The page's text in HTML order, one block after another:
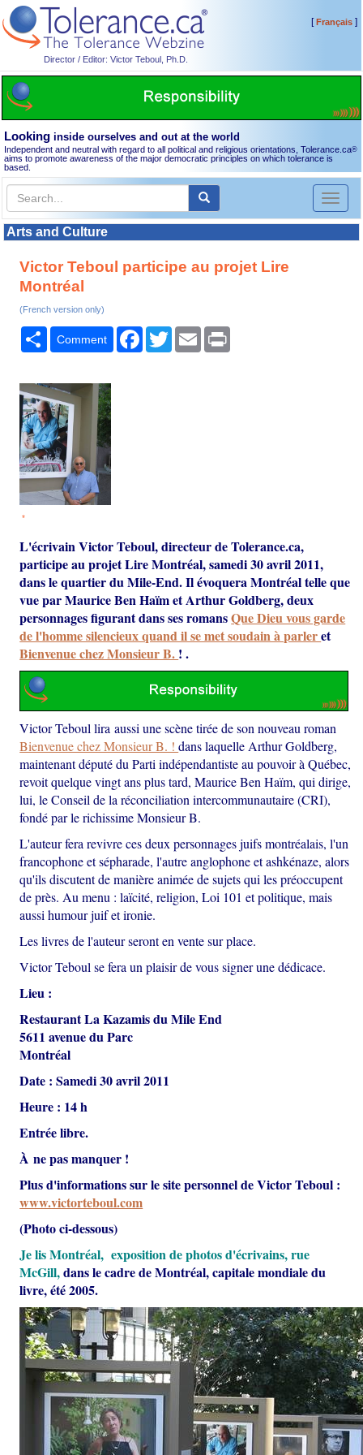
Director / Editor: Victor Teboul, Ph.D.
[Français]
Looking inside ourselves and out at the world
Independent and neutral with regard to all political and religious orientations, Tolerance.ca®
aims to promote awareness of the major democratic principles on which tolerance is
based.
Toggle
Arts and Culture
Victor Teboul participe au projet Lire
Montréal
(French version only)
Share
Comment Facebook
TwitterEmail
*
L'écrivain Victor Teboul, directeur de Tolerance.ca,
participe au projet Lire Montréal, samedi 30 avril 2011,
dans le quartier du Mile-End. Il évoquera Montréal telle que
vue par Maurice Ben Haïm et Arthur Goldberg, deux
personnages figurant dans ses romansQue Dieu vous garde
de l'homme silencieux quand il se met soudain à parleret
Bienvenue chez Monsieur B. ! .
Victor Teboul lira aussi une scène tirée de son nouveau roman
Bienvenue chez Monsieur B. !dans laquelle Arthur Goldberg,
maintenant député du Parti indépendantiste au pouvoir à Québec,
revoit quelque vingt ans plus tard, Maurice Ben Haïm, qui dirige,
lui, le Conseil de la réconciliation intercommunautaire (CRI),
fondé par le richissime Monsieur B.
L'auteur fera revivre ces deux personnages juifs montréalais, l'un
francophone et sépharade, l'autre anglophone et ashkénaze, alors
qu'ils discutent de manière animée de sujets qui les préoccupent
de près. Au menu : laïcité, religion, Loi 101 et politique, mais
aussi humour juif et ironie.
Les livres de l'auteur seront en vente sur place.
Victor Teboul se fera un plaisir de vous signer une dédicace.
Lieu :
Restaurant La Kazamis du Mile End
5611 avenue du Parc
Montréal
Date : Samedi 30 avril 2011
Heure : 14 h
Entrée libre.
À ne pas manquer !
Plus d'informations sur le site personnel de Victor Teboul :
www.victorteboul.com
(Photo ci-dessous)
Je lis Montréal, exposition de photos d'écrivains, rue
McGill,dans le cadre de Montréal, capitale mondiale du
livre, été 2005.